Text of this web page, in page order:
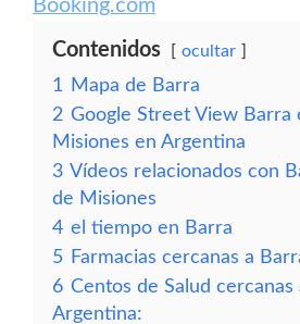
Booking.com
Contenidos ocultar
1
Mapa de Barra
2 Google Street View Barra
Misiones en Argentina
3 Vídeos relacionados con
de Misiones
4 el tiempo en Barra
5 Farmacias cercanas a
6 Centos de Salud cercanas
Argentina: